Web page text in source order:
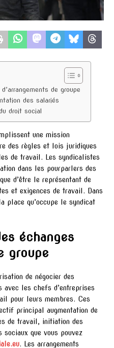
de groupe
des salariés
droit social
une mission
des règles et lois juridiques
de travail. Les syndicalistes
dans les pourparlers des
d’être le représentant de
et exigences de travail. Dans
place qu’occupe le syndicat
échanges
groupe
de négocier des
avec les chefs d’entreprises
pour leurs membres. Ces
principal augmentation de
de travail, initiation des
sociaux que vous pouvez
. Les arrangements